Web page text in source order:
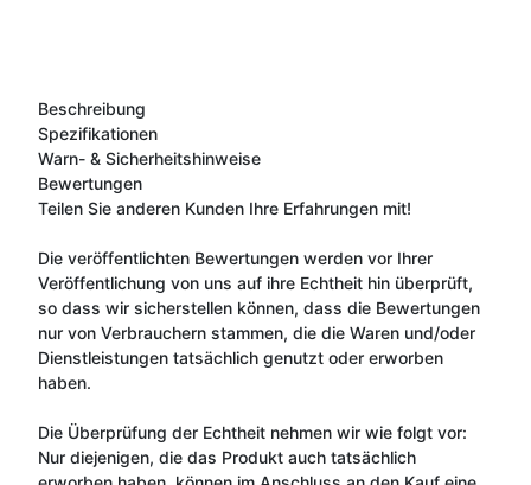
Beschreibung
Spezifikationen
Warn- & Sicherheitshinweise
Bewertungen
Teilen Sie anderen Kunden Ihre Erfahrungen mit!
Die veröffentlichten Bewertungen werden vor Ihrer
Veröffentlichung von uns auf ihre Echtheit hin überprüft,
so dass wir sicherstellen können, dass die Bewertungen
nur von Verbrauchern stammen, die die Waren und/oder
Dienstleistungen tatsächlich genutzt oder erworben
haben.
Die Überprüfung der Echtheit nehmen wir wie folgt vor:
Nur diejenigen, die das Produkt auch tatsächlich